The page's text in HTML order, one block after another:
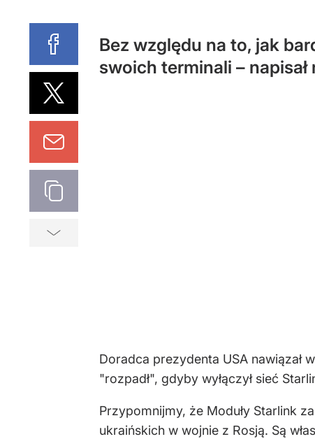
Bez względu na to, jak
swoich terminali –
Doradca prezydenta USA nawiązał
"rozpadł", gdyby wyłączył sieć
Przypomnijmy, że Moduły Starlink
ukraińskich w wojnie z Rosją. Są